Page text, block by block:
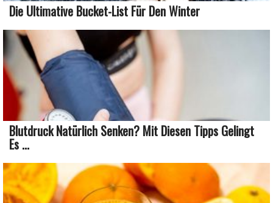
Die Ultimative Bucket-List Für Den Winter
Blutdruck Natürlich Senken? Mit Diesen Tipps Gelingt
Es ...